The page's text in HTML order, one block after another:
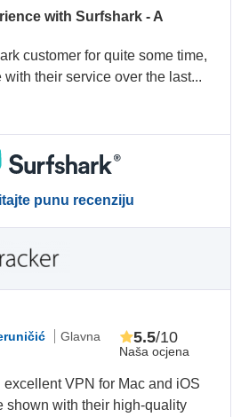
with Surfshark - A
customer for quite some time,
with their service over the last...
punu recenziju
Glavna
Naša ocjena
5.5/10
VPN for Mac and iOS
shown with their high-quality